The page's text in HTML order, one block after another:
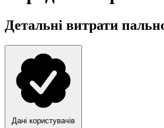
Детальні витрати
Дані користувачів